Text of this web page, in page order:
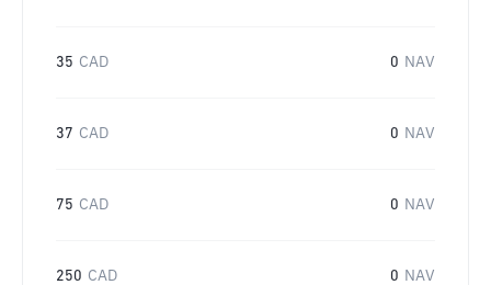
35 CAD 0 NAV
37 CAD 0 NAV
75 CAD 0 NAV
250 CAD 0 NAV